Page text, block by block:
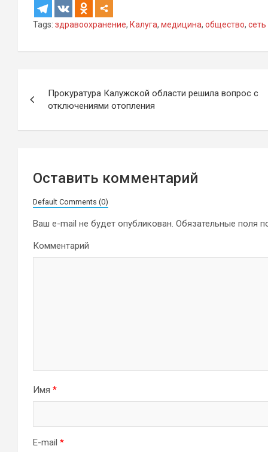
Tags: здравоохранение, Калуга, медицина, общество, сеть
по
записям
Прокуратура Калужской области решила вопрос с
отключениями отопления
Оставить комментарий
Default Comments (0)
Ваш e-mail не будет опубликован. Обязательные поля
Комментарий
Имя *
E-mail *